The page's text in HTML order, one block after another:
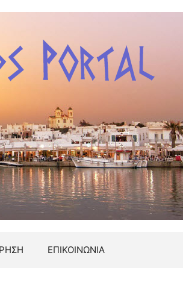
ΕΠΙΚΟΙΝΩΝΙΑ